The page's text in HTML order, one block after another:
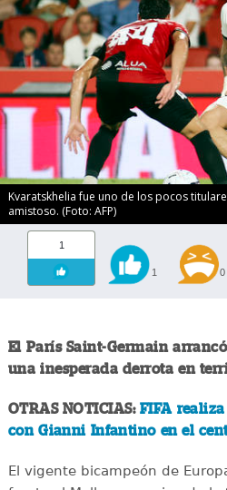
Kvaratskhelia fue uno de los pocos
amistoso. (Foto: AFP)
1
1 0
El París Saint-Germain
una inesperada derrota en
OTRAS NOTICIAS: FIFA
con Gianni Infantino en el
El vigente bicampeón de